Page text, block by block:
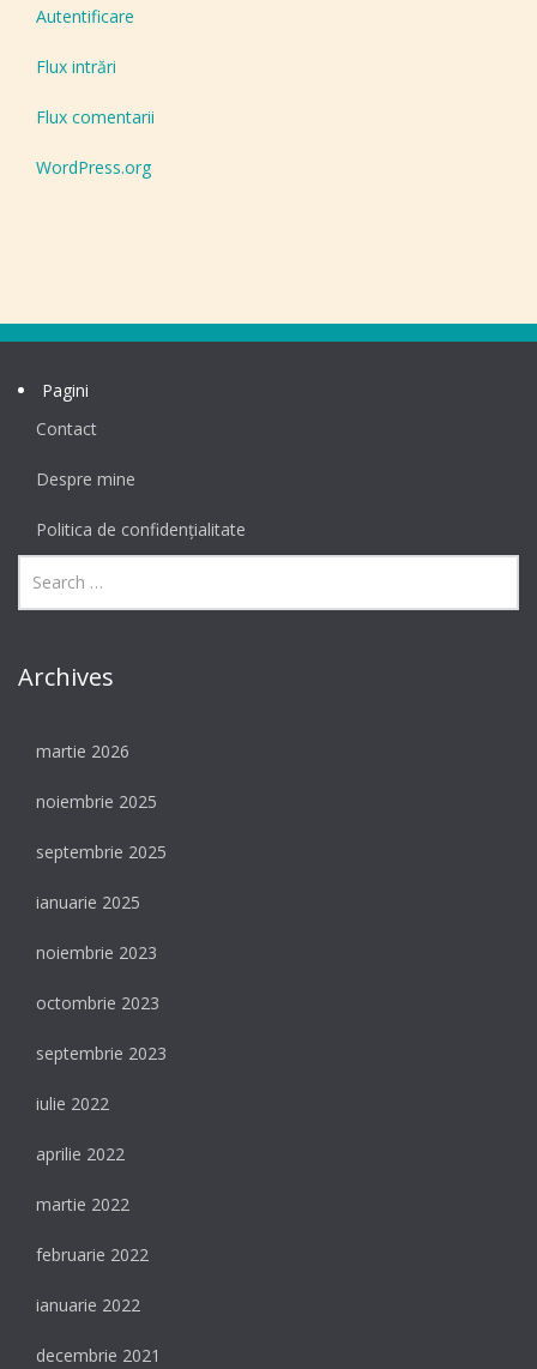
Autentificare
Flux intrări
Flux comentarii
WordPress.org
Pagini
Contact
Despre mine
Politica de confidențialitate
Archives
martie 2026
noiembrie 2025
septembrie 2025
ianuarie 2025
noiembrie 2023
octombrie 2023
septembrie 2023
iulie 2022
aprilie 2022
martie 2022
februarie 2022
ianuarie 2022
decembrie 2021